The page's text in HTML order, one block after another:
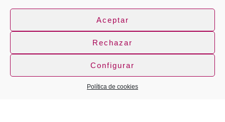
Aceptar
Rechazar
Configurar
Política de cookies
materia de consumidores y usuarios y normativa procesal aplicable.